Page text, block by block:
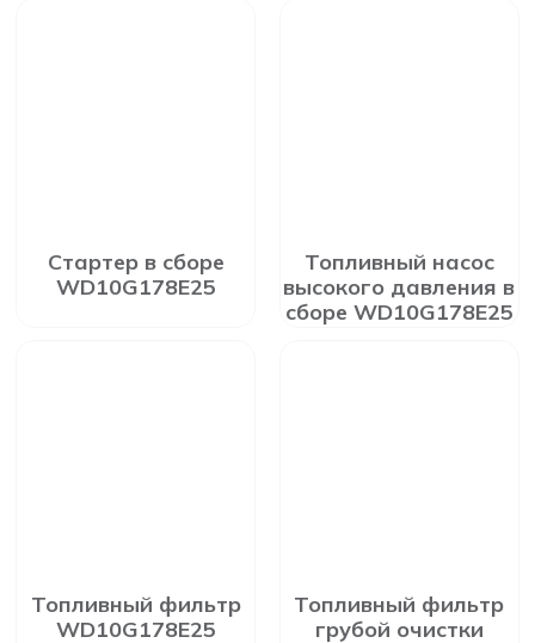
Стартер в сборе
WD10G178E25
Топливный насос
высокого давления в
сборе WD10G178E25
Топливный фильтр
WD10G178E25
Топливный фильтр
грубой очистки